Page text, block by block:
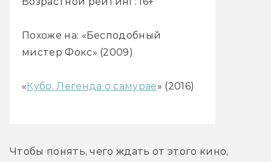
Похоже на: «Бесподобный
мистер Фокс» (2009)
«Кубо. Легенда о самурае» (2016)
Чтобы понять, чего ждать от этого кино,